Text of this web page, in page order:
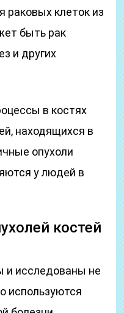
раковых клеток из
быть рак
и других
в костях
находящихся в
опухоли
у людей в
костей
и исследованы не
используются